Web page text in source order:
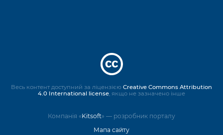
Компанія «Kitsoft» — розробник порталу
Мапа сайту
Весь контент доступний за ліцензією Creative Commons Attribution
4.0 International license , якщо не зазначено інше